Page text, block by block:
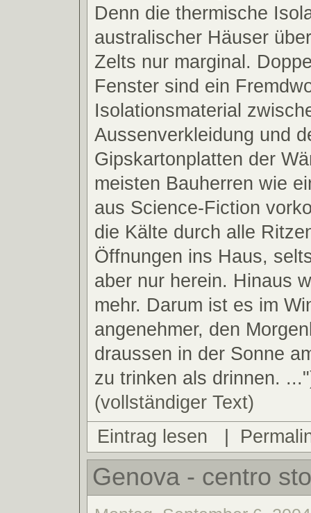
Denn die thermische
australischer Häuser
Zelts nur marginal.
Fenster sind ein
Isolationsmaterial
Aussenverkleidung und
Gipskartonplatten der
meisten Bauherren wie
aus Science-Fiction
die Kälte durch alle
Öffnungen ins Haus,
aber nur herein. Hinaus
mehr. Darum ist es im
angenehmer, den
draussen in der Sonne
zu trinken als drinnen.
(vollständiger Text)
Eintrag lesen
|
Genova - centro